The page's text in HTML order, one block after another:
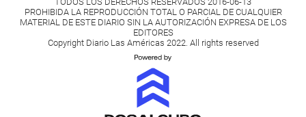
PROHIBIDA LA REPRODUCCIÓN TOTAL O PARCIAL DE CUALQUIER
MATERIAL DE ESTE DIARIO SIN LA AUTORIZACIÓN EXPRESA DE LOS
EDITORES
Copyright Diario Las Américas 2022. All rights reserved